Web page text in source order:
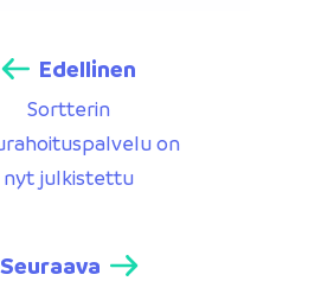
Edellinen
Sortterin
on
nyt julkistettu
Seuraava